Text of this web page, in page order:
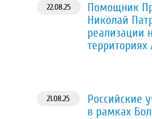
22.08.25
Помощник
Николай
реализации
21.08.25
Российские
в рамках